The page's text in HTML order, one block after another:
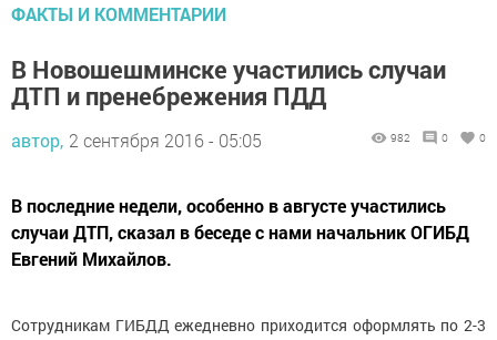
ФАКТЫ И КОММЕНТАРИИ
В Новошешминске участились случаи
ДТП и пренебрежения ПДД
автор, 2 сентября 2016 - 05:05 982 0 0
В последние недели, особенно в августе участились
случаи ДТП, сказал в беседе с нами начальник ОГИБД
Евгений Михайлов.
Сотрудникам ГИБДД ежедневно приходится оформлять по 2-3